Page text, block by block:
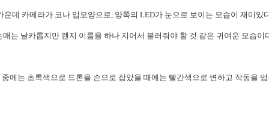
운데 카메라가 코나 입모양으로, 양쪽의 LED가 눈으로 보이는 모습이 재미있
매는 날카롭지만 왠지 이름을 하나 지어서 불러줘야 할 것 같은 귀여운 모습이
에는 초록색으로 드론을 손으로 잡았을 때에는 빨간색으로 변하고 작동을 멈